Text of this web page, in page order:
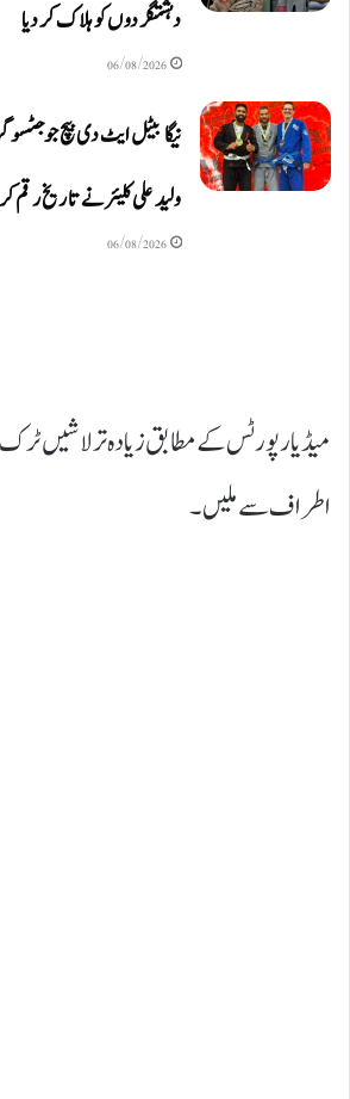
دہشتگردوں کو ہلاک کردیا
06/08/2026
نیگا بیٹل ایٹ دی بیچ
ولید علی کلیئر نے تاریخ رقم
06/08/2026
میڈیا رپورٹس کے مطابق زیادہ تر لاشیں
اطراف سے ملیں۔